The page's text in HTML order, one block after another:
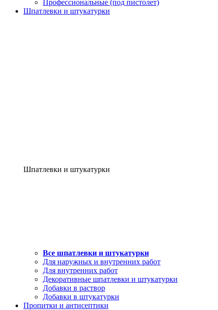
Профессиональные (под пистолет)
Шпатлевки и штукатурки
Шпатлевки и штукатурки
Все шпатлевки и штукатурки
Для наружных и внутренних работ
Для внутренних работ
Декоративные шпатлевки и штукатурки
Добавки в раствор
Добавки в штукатурки
Пропитки и антисептики